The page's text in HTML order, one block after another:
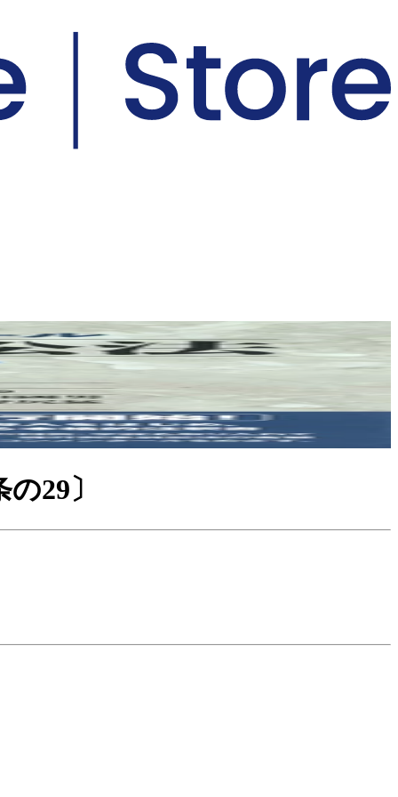
29〕